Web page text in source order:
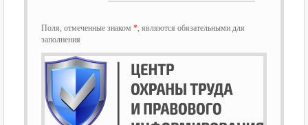
Поля, отмеченные знаком * , являются обязательными для
заполнения